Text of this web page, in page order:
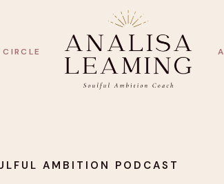
AMBITION PODCAST